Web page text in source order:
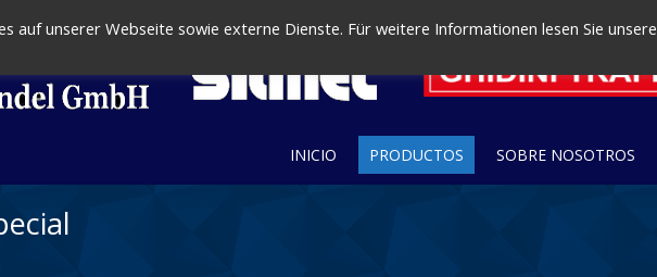
INICIO PRODUCTOS SOBRE NOSOTROS
auf unserer Webseite sowie externe Dienste. Für weitere Informationen lesen Sie unsere